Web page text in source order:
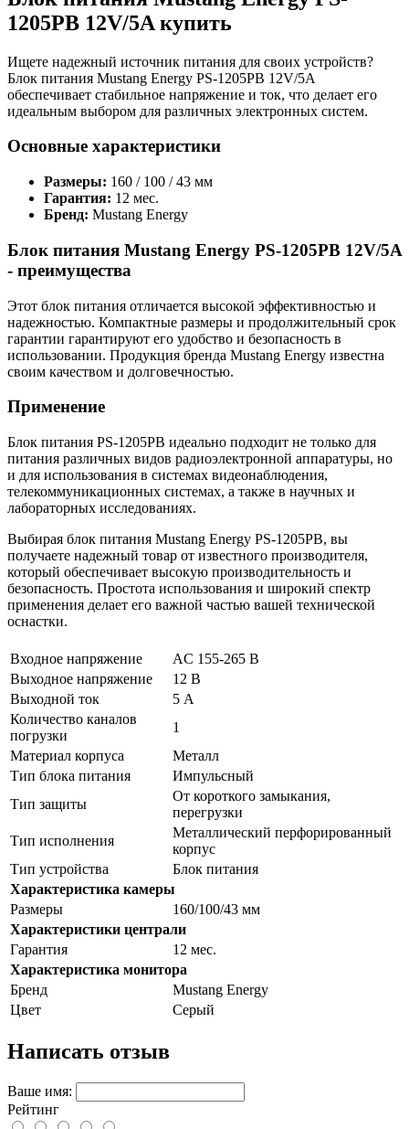
1205PB 12V/5A купить
Ищете надежный источник питания для своих устройств?
Блок питания Mustang Energy PS-1205PB 12V/5A
обеспечивает стабильное напряжение и ток, что делает его
идеальным выбором для различных электронных систем.
Основные характеристики
Размеры: 160 / 100 / 43 мм
Гарантия: 12 мес.
Бренд: Mustang Energy
Блок питания Mustang Energy PS-1205PB 12V/5A
- преимущества
Этот блок питания отличается высокой эффективностью и
надежностью. Компактные размеры и продолжительный срок
гарантии гарантируют его удобство и безопасность в
использовании. Продукция бренда Mustang Energy известна
своим качеством и долговечностью.
Применение
Блок питания PS-1205PB идеально подходит не только для
питания различных видов радиоэлектронной аппаратуры, но
и для использования в системах видеонаблюдения,
телекоммуникационных системах, а также в научных и
лабораторных исследованиях.
Выбирая блок питания Mustang Energy PS-1205PB, вы
получаете надежный товар от известного производителя,
который обеспечивает высокую производительность и
безопасность. Простота использования и широкий спектр
применения делает его важной частью вашей технической
оснастки.
Входное напряжение
AC 155-265 В
Выходное напряжение
12 В
Выходной ток
5 А
Количество каналов
погрузки
1
Материал корпуса
Металл
Тип блока питания
Импульсный
Тип защиты
От короткого замыкания,
перегрузки
Тип исполнения
Металлический перфорированный
корпус
Тип устройства
Блок питания
Характеристика камеры
Размеры
160/100/43 мм
Характеристики централи
Гарантия
12 мес.
Характеристика монитора
Бренд
Mustang Energy
Цвет
Серый
Написать отзыв
Ваше имя:
Рейтинг